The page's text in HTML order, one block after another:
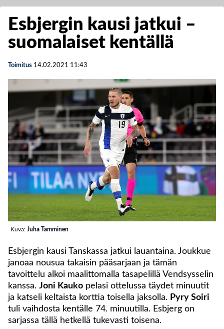
Esbjergin kausi jatkui –
suomalaiset kentällä
Toimitus 14.02.2021 11:43
Kuva: Juha Tamminen
Esbjergin kausi Tanskassa jatkui lauantaina. Joukkue
janoaa nousua takaisin pääsarjaan ja tämän
tavoittelu alkoi maalittomalla tasapelillä Vendsysselin
kanssa. Joni Kauko pelasi ottelussa täydet minuutit
ja katseli keltaista korttia toisella jaksolla. Pyry Soiri
tuli vaihdosta kentälle 74. minuutilla. Esbjerg on
sarjassa tällä hetkellä tukevasti toisena.